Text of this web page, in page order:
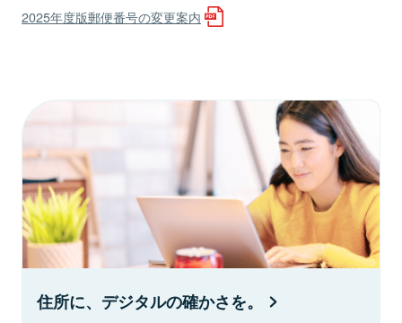
2025年度版郵便番号の変更案内
住所に、デジタルの確かさを。